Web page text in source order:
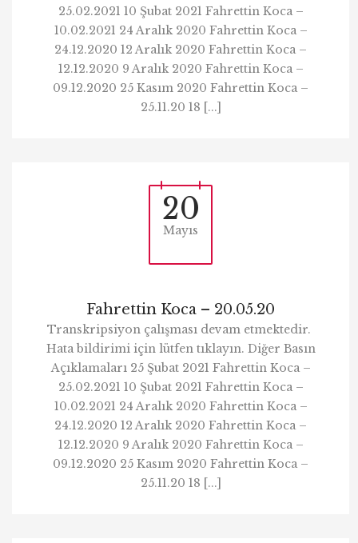
25.02.2021 10 Şubat 2021 Fahrettin Koca –
10.02.2021 24 Aralık 2020 Fahrettin Koca –
24.12.2020 12 Aralık 2020 Fahrettin Koca –
12.12.2020 9 Aralık 2020 Fahrettin Koca –
09.12.2020 25 Kasım 2020 Fahrettin Koca –
25.11.20 18 [...]
20
Mayıs
Fahrettin Koca – 20.05.20
Transkripsiyon çalışması devam etmektedir.
Hata bildirimi için lütfen tıklayın. Diğer Basın
Açıklamaları 25 Şubat 2021 Fahrettin Koca –
25.02.2021 10 Şubat 2021 Fahrettin Koca –
10.02.2021 24 Aralık 2020 Fahrettin Koca –
24.12.2020 12 Aralık 2020 Fahrettin Koca –
12.12.2020 9 Aralık 2020 Fahrettin Koca –
09.12.2020 25 Kasım 2020 Fahrettin Koca –
25.11.20 18 [...]